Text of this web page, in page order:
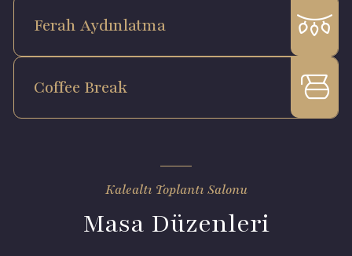
Ferah Aydınlatma
Coffee Break
Kalealtı Toplantı Salonu
Masa Düzenleri